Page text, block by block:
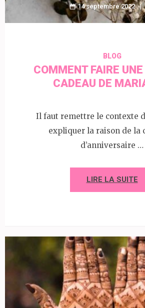
14 septembre 2022
BLOG
COMMENT FAIRE
CADEAU DE
Il faut remettre le contexte
expliquer la raison de la
d’anniversaire …
LIRE LA SUITE